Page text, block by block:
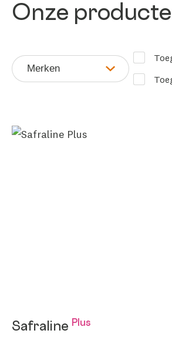
Onze
Merken
Safraline Plus